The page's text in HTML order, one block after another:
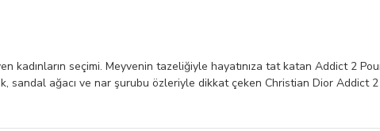
kadınların seçimi. Meyvenin tazeliğiyle hayatınıza tat katan Addict 2 Pour
sandal ağacı ve nar şurubu özleriyle dikkat çeken Christian Dior Addict